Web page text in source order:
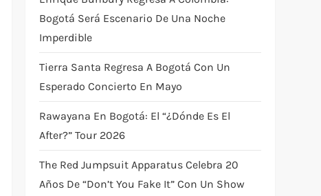
Bogotá Será Escenario De Una Noche
Imperdible
Tierra Santa Regresa A Bogotá Con Un
Esperado Concierto En Mayo
Rawayana En Bogotá: El “¿Dónde Es El
After?” Tour 2026
The Red Jumpsuit Apparatus Celebra 20
Años De “Don’t You Fake It” Con Un Show